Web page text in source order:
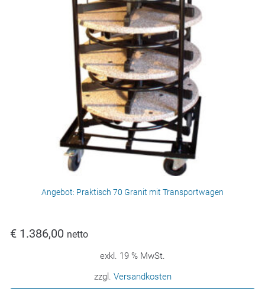
Angebot: Praktisch 70 Granit mit Transportwagen
€ 1.386,00 netto
exkl. 19 % MwSt.
zzgl. Versandkosten